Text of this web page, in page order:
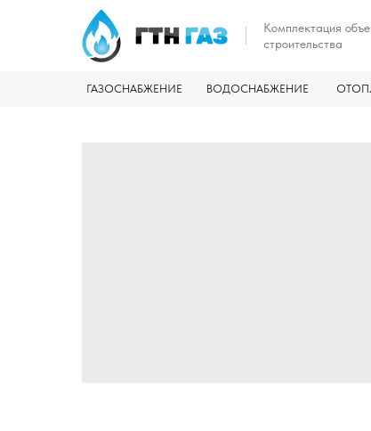
ГАЗОСНАБЖЕНИЕ
Комплектация
строительства
ВОДОСНАБЖЕНИЕ